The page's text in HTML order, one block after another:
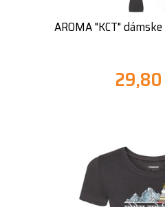
AROMA "KCT"
29,80